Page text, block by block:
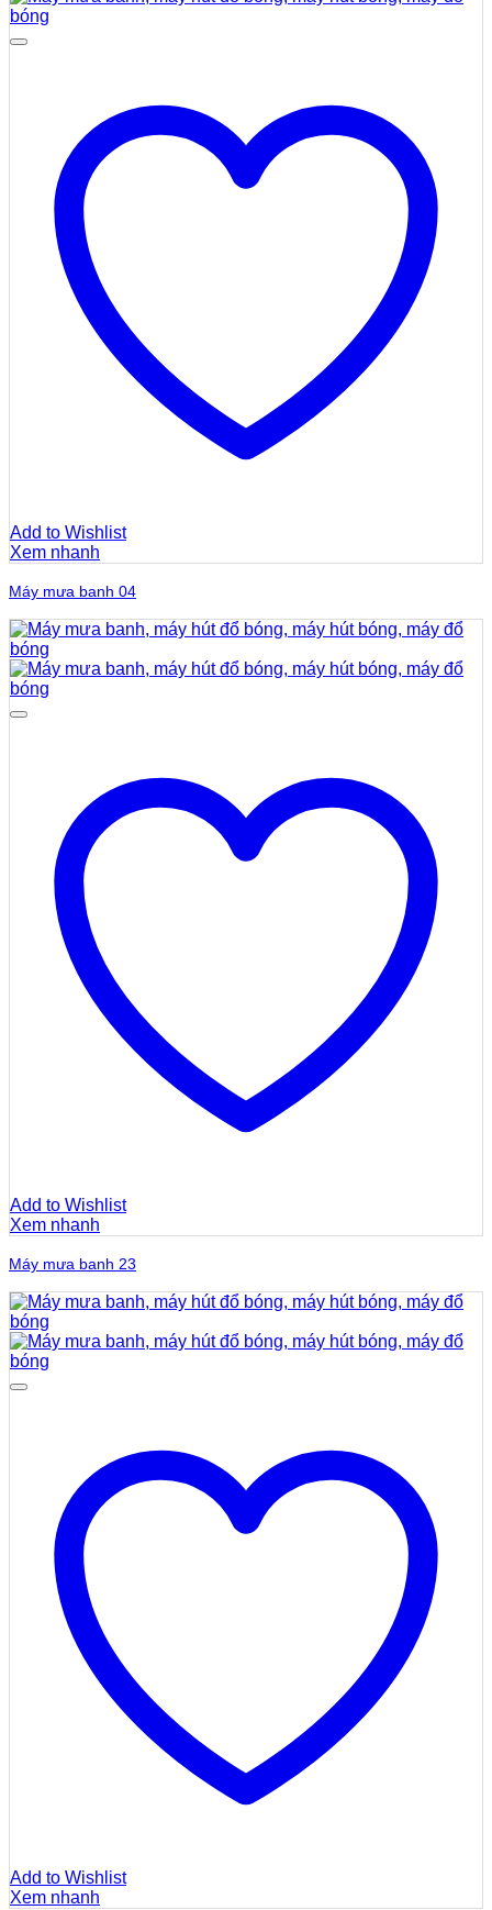
Add to Wishlist
Xem nhanh
Máy mưa banh 04
Add to Wishlist
Xem nhanh
Máy mưa banh 23
Add to Wishlist
Xem nhanh